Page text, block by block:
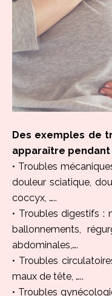
Des exemples de
apparaître pendant
• Troubles
douleur sciatique,
coccyx, …..
• Troubles digestifs :
ballonnements,
abdominales,….
• Troubles
maux de tête, …..
• Troubles